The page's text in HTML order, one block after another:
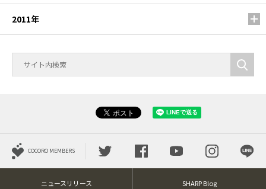
2011年
COCORO MEMBERS
ニュースリリース SHARP Blog